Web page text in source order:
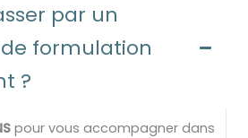
par un
formulation
?
pour vous accompagner dans